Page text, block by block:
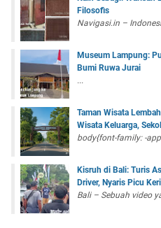
Filosofis
Navigasi.in –
Museum Lampung:
Bumi Ruwa Jurai
...
Taman Wisata
Wisata Keluarga,
body{font-family: -
Kisruh di Bali: Turis
Driver, Nyaris Picu
Bali – Sebuah video